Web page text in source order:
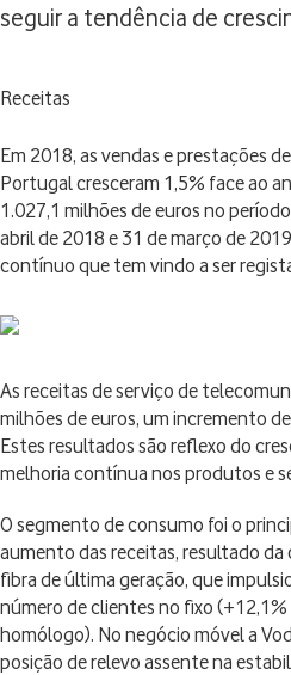
seguir a tendência de
Receitas
Em 2018, as vendas e prestações
Portugal cresceram 1,5% face ao
1.027,1 milhões de euros no
abril de 2018 e 31 de março de
contínuo que tem vindo a ser
As receitas de serviço de
milhões de euros, um incremento
Estes resultados são reflexo do
melhoria contínua nos produtos e
O segmento de consumo foi o
aumento das receitas, resultado
fibra de última geração, que
número de clientes no fixo
homólogo). No negócio móvel a
posição de relevo assente na